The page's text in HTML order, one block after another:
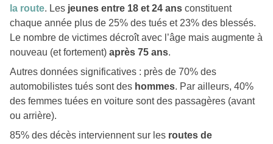
la route. Les jeunes entre 18 et 24 ans constituent
chaque année plus de 25% des tués et 23% des blessés.
Le nombre de victimes décroît avec l’âge mais augmente à
nouveau (et fortement) après 75 ans.
Autres données significatives : près de 70% des
automobilistes tués sont des hommes. Par ailleurs, 40%
des femmes tuées en voiture sont des passagères (avant
ou arrière).
85% des décès interviennent sur les routes de